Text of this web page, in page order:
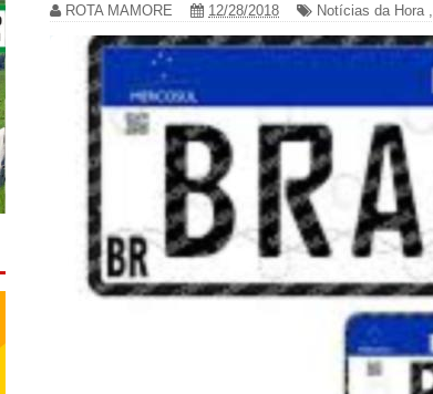
ROTA MAMORE 12/28/2018 Notícias da Hora,